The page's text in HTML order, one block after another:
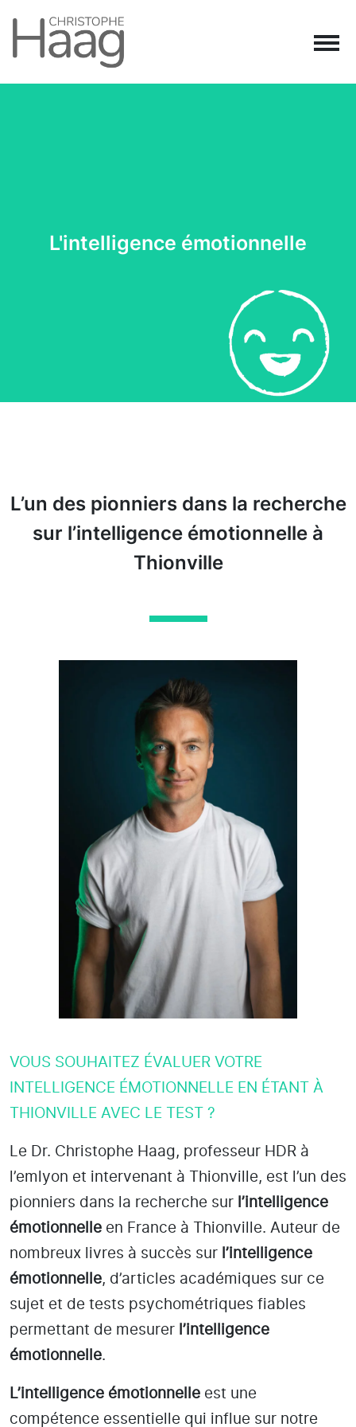
Navigation principale
L'intelligence émotionnelle
L’un des pionniers dans la recherche
sur l’intelligence émotionnelle à
Thionville
VOUS SOUHAITEZ ÉVALUER VOTRE
INTELLIGENCE ÉMOTIONNELLE EN ÉTANT À
THIONVILLE AVEC LE TEST ?
Le Dr. Christophe Haag, professeur HDR à
l’emlyon et intervenant à Thionville, est l’un des
pionniers dans la recherche sur l’intelligence
émotionnelle en France à Thionville. Auteur de
nombreux livres à succès sur l’intelligence
émotionnelle, d’articles académiques sur ce
sujet et de tests psychométriques fiables
permettant de mesurer l’intelligence
émotionnelle.
L’intelligence émotionnelle est une
compétence essentielle qui influe sur notre